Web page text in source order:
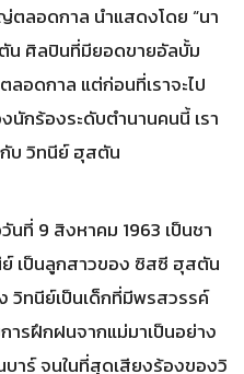
ตลอดกาล นำแสดงโดย “นา
น ศิลปินที่มียอดขายอัลบั้ม
อดกาล แต่ก่อนที่เราจะไป
กร้องระดับตำนานคนนี้ เรา
บ วิทนีย์ ฮุสตัน
นที่ 9 สิงหาคม 1963 เป็นชา
เป็นลูกสาวของ ซิสซี ฮุสตัน
วิทนีย์เป็นเด็กที่มีพรสวรรค์
ารฝึกฝนจากแม่มาเป็นอย่าง
าร์ จนในที่สุดเสียงร้องของวิ